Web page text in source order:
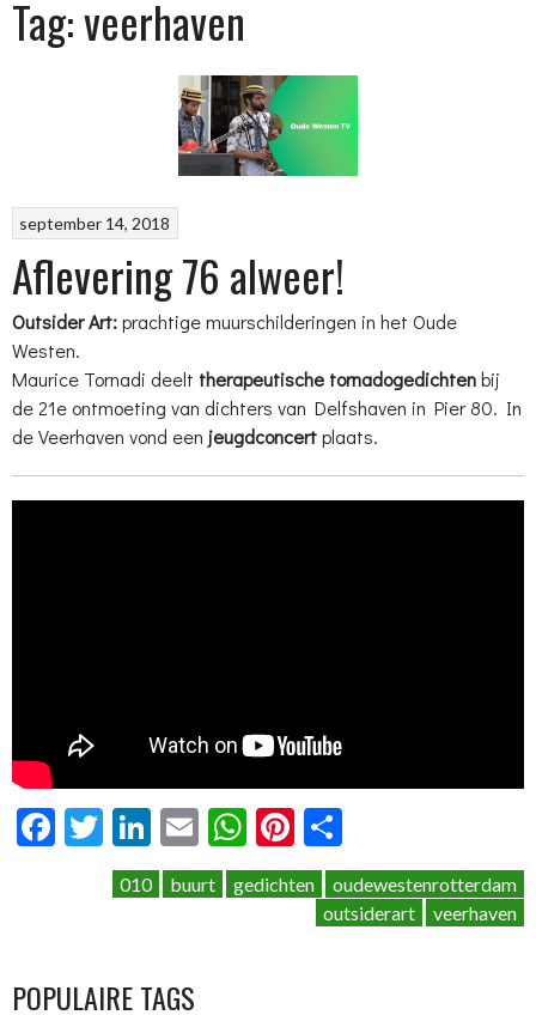
Tag: veerhaven
september 14, 2018
Aflevering 76 alweer!
Outsider Art:prachtige muurschilderingen in het Oude
Westen.
Maurice Tornadi deelt therapeutische tornadogedichtenbij
de 21e ontmoeting van dichters van Delfshaven in Pier 80. In
de Veerhaven vond een jeugdconcertplaats.
Facebook
Twitter
LinkedIn
EmailWhatsApp
Pinterest
010 buurt gedichten
oudewestenrotterdam
outsiderart
veerhaven
POPULAIRE TAGS